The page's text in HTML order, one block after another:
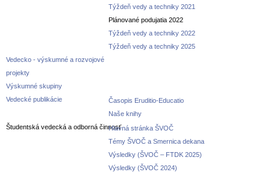
Týždeň vedy a techniky 2021
Plánované podujatia 2022
Týždeň vedy a techniky 2022
Týždeň vedy a techniky 2025
Vedecko - výskumné a rozvojové
projekty
Výskumné skupiny
Vedecké publikácie
Časopis Eruditio-Educatio
Naše knihy
Študentská vedecká a odborná činnosťHlavná stránka ŠVOČ
Témy ŠVOČ a Smernica dekana
Výsledky (ŠVOČ – FTDK 2025)
Výsledky (ŠVOČ 2024)